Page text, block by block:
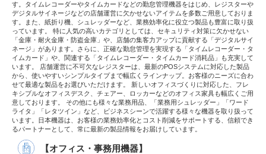
す。タイムレコーダーやタイムカードなどの勤怠管理機器をはじめ、レジスターや
デジタルサイネージなどの店舗運営に欠かせないアイテムを多数ご用意しておりま
す。また、紙折り機、シュレッダーなど、業務効率化に役立つ製品も豊富に取り扱
っています。 特に人気の高いカテゴリとしては、セキュリティ対策に欠かせない
「金庫・耐火金庫・防盗金庫」や、店舗の集客力アップに貢献する「デジタルサイ
ネージ」があります。さらに、正確な勤怠管理を実現する「タイムレコーダー・タ
イムカード」や、関連する「タイムレコーダー・タイムカード消耗品」も充実して
います。 店舗運営に不可欠なレジスターは、最新のPOSシステムに対応した製品
から、使いやすいシンプルタイプまで幅広くラインナップ。お客様のニーズに合わ
せて最適な製品をお選びいただけます。 新しいオフィスづくりに対応した、フレ
キシブルなオフィスデスク、チェアー、ロッカーなどのオフィス家具も幅広くご用
意しております。 その他にも様々な業務用品、「業務用シュレッダー」「ワード
ライタ」「レタツイン」など、ビジネスシーンで活躍する様々な機器を取り扱って
います。日本機器は、お客様の業務効率化とコスト削減をサポートする、信頼でき
るパートナーとして、常に最新の製品情報をお届けしています。
【オフィス・事務用機器】